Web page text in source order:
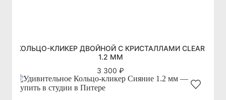
КОЛЬЦО-КЛИКЕР ДВОЙНОЙ С КРИСТАЛЛАМИ CLEAR
1.2 ММ
3 300 ₽